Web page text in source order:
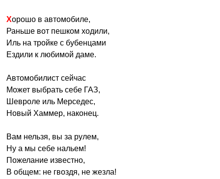
Хорошо в автомобиле,
Раньше вот пешком ходили,
Иль на тройке с бубенцами
Ездили к любимой даме.
Автомобилист сейчас
Может выбрать себе ГАЗ,
Шевроле иль Мерседес,
Новый Хаммер, наконец.
Вам нельзя, вы за рулем,
Ну а мы себе нальем!
Пожелание известно,
В общем: не гвоздя, не жезла!